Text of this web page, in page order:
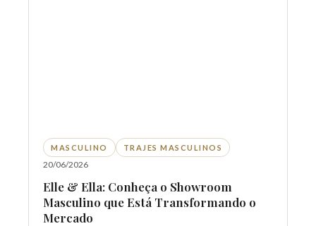
MASCULINO TRAJES MASCULINOS
20/06/2026
Elle & Ella: Conheça o Showroom
Masculino que Está Transformando o
Mercado